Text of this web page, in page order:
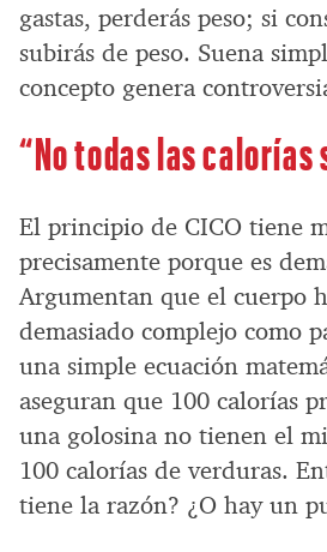
gastas, perderás peso; si
subirás de peso. Suena
concepto genera
“No todas las calorías
El principio de CICO tiene
precisamente porque es
Argumentan que el cuerpo
demasiado complejo como
una simple ecuación
aseguran que 100 calorías
una golosina no tienen el
100 calorías de verduras.
tiene la razón? ¿O hay un